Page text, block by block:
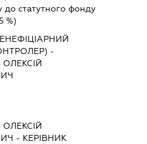
до статутного фонду
%)
-
- КЕРІВНИК